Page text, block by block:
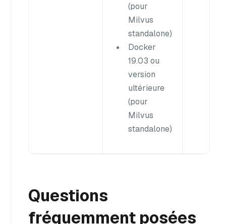
(pour
Milvus
standalone)
Docker
19.03 ou
version
ultérieure
(pour
Milvus
standalone)
Questions
fréquemment posées